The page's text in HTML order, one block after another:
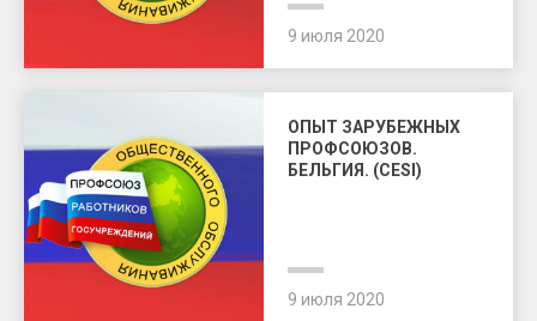
9 июля 2020
ОПЫТ ЗАРУБЕЖНЫХ
ПРОФСОЮЗОВ.
БЕЛЬГИЯ. (CESI)
9 июля 2020